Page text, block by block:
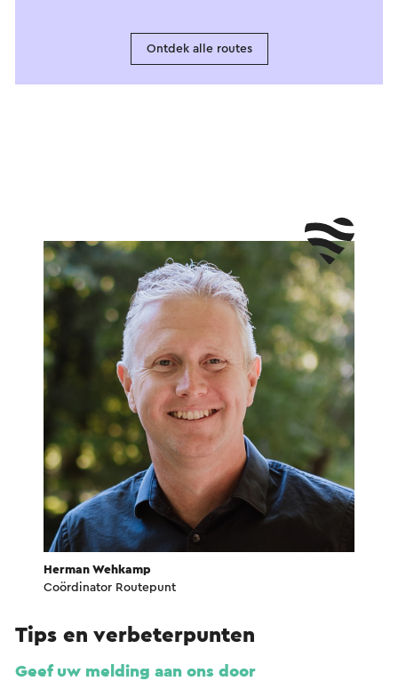
Ontdek alle routes
Herman Wehkamp
Coördinator Routepunt
Tips en verbeterpunten
Geef uw melding aan ons door